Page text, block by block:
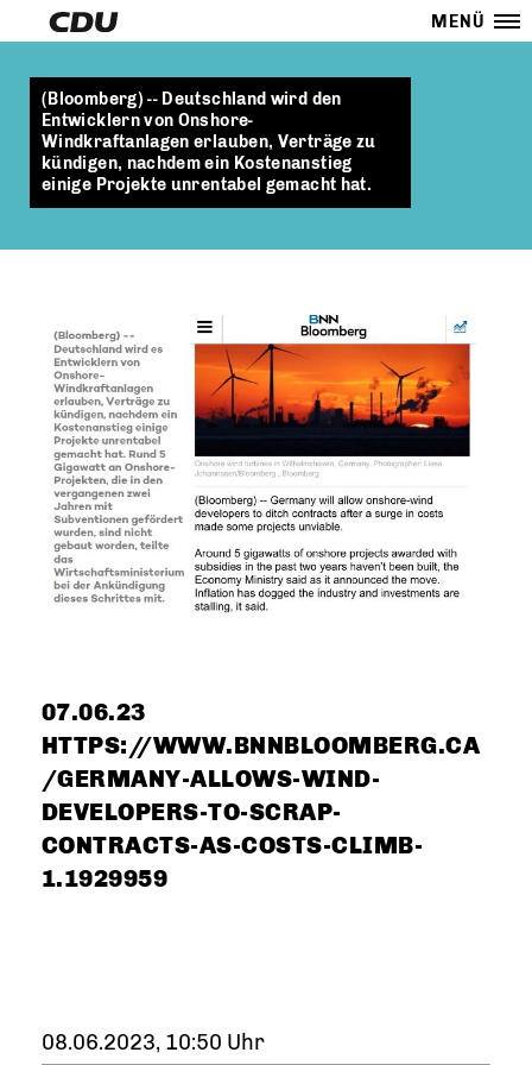
MENÜ
(Bloomberg) -- Deutschland wird den
Entwicklern von Onshore-
Windkraftanlagen erlauben, Verträge zu
kündigen, nachdem ein Kostenanstieg
einige Projekte unrentabel gemacht hat.
07.06.23
HTTPS://WWW.BNNBLOOMBERG.CA
/GERMANY-ALLOWS-WIND-
DEVELOPERS-TO-SCRAP-
CONTRACTS-AS-COSTS-CLIMB-
1.1929959
08.06.2023, 10:50 Uhr